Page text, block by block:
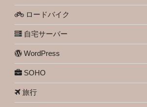
ロードバイク
自宅サーバー
WordPress
SOHO
旅行